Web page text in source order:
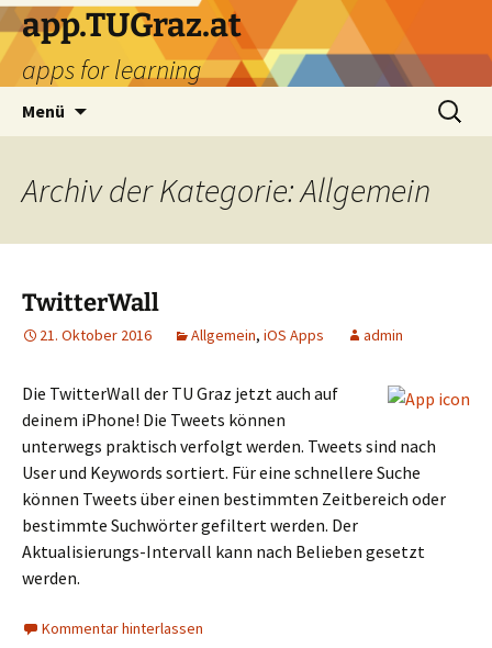
Zum
Inhalt
springen
app.TUGraz.at
apps for learning
Menü
Suchen
nach:
Archiv der Kategorie: Allgemein
TwitterWall
21. Oktober 2016 Allgemein, iOS Apps admin
Die TwitterWall der TU Graz jetzt auch auf
deinem iPhone! Die Tweets können
unterwegs praktisch verfolgt werden. Tweets sind nach
User und Keywords sortiert. Für eine schnellere Suche
können Tweets über einen bestimmten Zeitbereich oder
bestimmte Suchwörter gefiltert werden. Der
Aktualisierungs-Intervall kann nach Belieben gesetzt
werden.
Kommentar hinterlassen